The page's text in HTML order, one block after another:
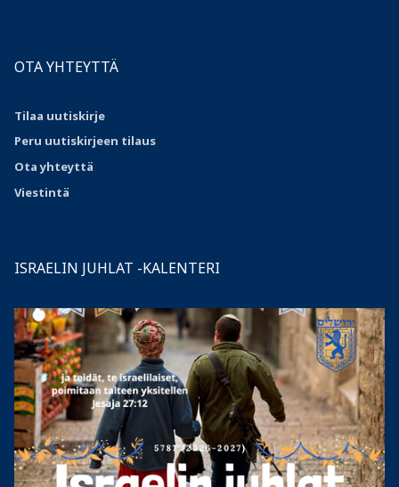
OTA YHTEYTTÄ
Tilaa uutiskirje
Peru uutiskirjeen tilaus
Otayhteyttä
Viestintä
ISRAELIN JUHLAT -KALENTERI